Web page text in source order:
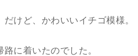
けど、かわいいイチゴ模様。
に着いたのでした。